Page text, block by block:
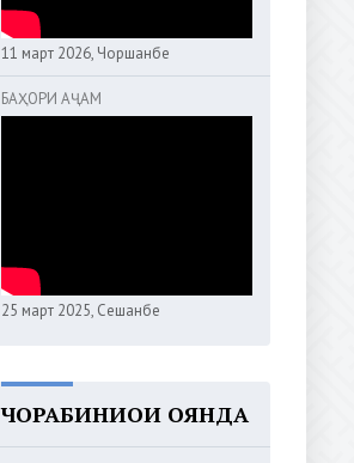
11 март 2026, Чоршанбе
БАҲОРИ АҶАМ
25 март 2025, Сешанбе
ЧОРАБИНИҲОИ ОЯНДА